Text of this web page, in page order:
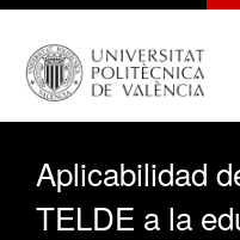
Aplicabilidad
TELDE a la